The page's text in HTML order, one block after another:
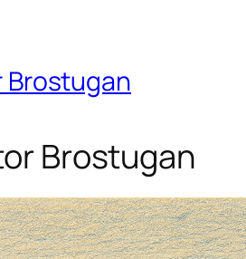
Brostugan
Brostugan